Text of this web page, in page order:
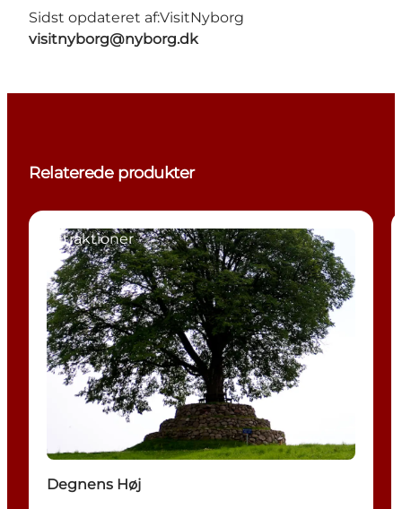
Sidst opdateret af:VisitNyborg
visitnyborg@nyborg.dk
Relaterede produkter
Attraktioner
Degnens Høj